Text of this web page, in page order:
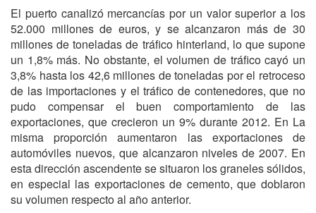
El puerto canalizó mercancías por un valor superior a los
52.000 millones de euros, y se alcanzaron más de 30
millones de toneladas de tráfico hinterland, lo que supone
un 1,8% más. No obstante, el volumen de tráfico cayó un
3,8% hasta los 42,6 millones de toneladas por el retroceso
de las importaciones y el tráfico de contenedores, que no
pudo compensar el buen comportamiento de las
exportaciones, que crecieron un 9% durante 2012. En La
misma proporción aumentaron las exportaciones de
automóviles nuevos, que alcanzaron niveles de 2007. En
esta dirección ascendente se situaron los graneles sólidos,
en especial las exportaciones de cemento, que doblaron
su volumen respecto al año anterior.